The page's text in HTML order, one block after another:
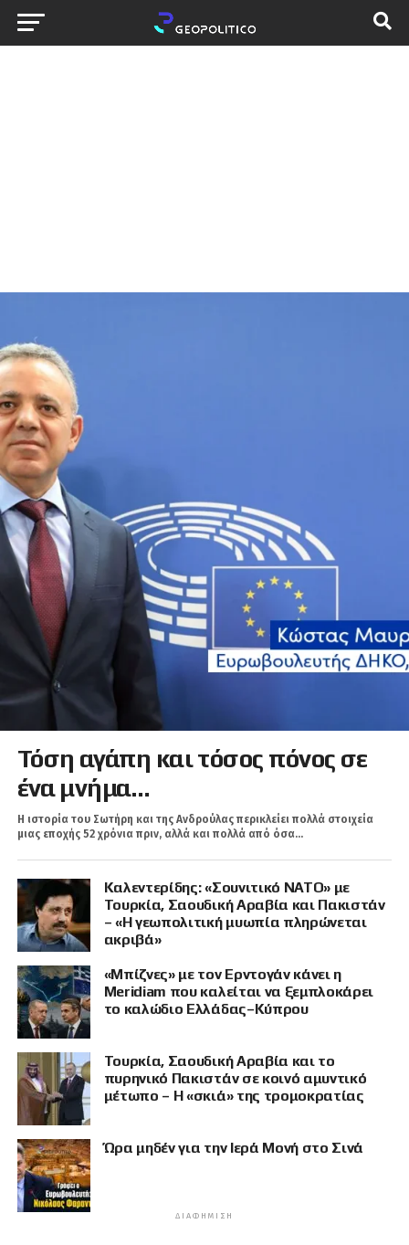
Τόση αγάπη και τόσος πόνος σε
ένα μνήμα…
Η ιστορία του Σωτήρη και της Ανδρούλας περικλείει πολλά στοιχεία
μιας εποχής 52 χρόνια πριν, αλλά και πολλά από όσα...
Καλεντερίδης: «Σουνιτικό ΝΑΤΟ» με
Τουρκία, Σαουδική Αραβία και Πακιστάν
– «Η γεωπολιτική μυωπία πληρώνεται
ακριβά»
«Μπίζνες» με τον Ερντογάν κάνει η
Meridiam που καλείται να ξεμπλοκάρει
το καλώδιο Ελλάδας–Κύπρου
Τουρκία, Σαουδική Αραβία και το
πυρηνικό Πακιστάν σε κοινό αμυντικό
μέτωπο – Η «σκιά» της τρομοκρατίας
Ώρα μηδέν για την Ιερά Μονή στο Σινά
ΔΙΑΦΉΜΙΣΗ